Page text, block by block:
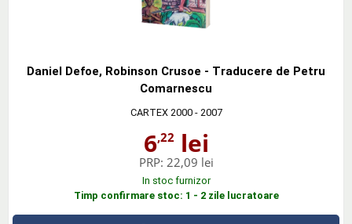
Daniel Defoe, Robinson Crusoe - Traducere de Petru
Comarnescu
CARTEX 2000- 2007
6,22lei
PRP: 22,09 lei
In stoc furnizor
Timp confirmare stoc: 1 - 2 zile lucratoare